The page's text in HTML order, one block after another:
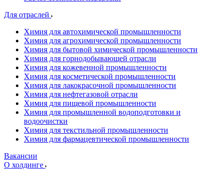
Для отраслей
Химия для автохимической промышленности
Химия для агрохимической промышленности
Химия для бытовой химической промышленности
Химия для горнодобывающей отрасли
Химия для кожевенной промышленности
Химия для косметической промышленности
Химия для лакокрасочной промышленности
Химия для нефтегазовой отрасли
Химия для пищевой промышленности
Химия для промышленной водоподготовки и
водоочистки
Химия для текстильной промышленности
Химия для фармацевтической промышленности
Вакансии
О холдинге